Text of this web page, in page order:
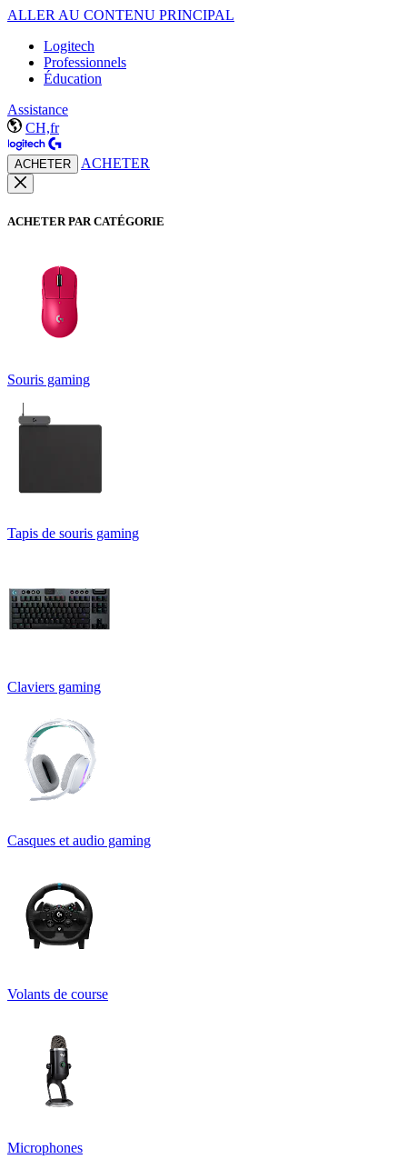
ALLER AU CONTENU PRINCIPAL
Logitech
Professionnels
Éducation
Assistance
CH,fr
ACHETER ACHETER
ACHETER PAR CATÉGORIE
Souris gaming
Tapis de souris gaming
Claviers gaming
Casques et audio gaming
Volants de course
Microphones